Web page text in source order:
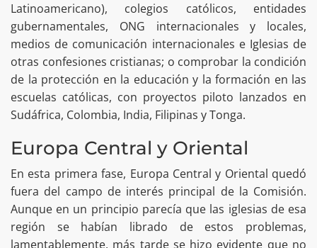
Latinoamericano), colegios católicos, entidades
gubernamentales, ONG internacionales y locales,
medios de comunicación internacionales e Iglesias de
otras confesiones cristianas; o comprobar la condición
de la protección en la educación y la formación en las
escuelas católicas, con proyectos piloto lanzados en
Sudáfrica, Colombia, India, Filipinas y Tonga.
Europa Central y Oriental
En esta primera fase, Europa Central y Oriental quedó
fuera del campo de interés principal de la Comisión.
Aunque en un principio parecía que las iglesias de esa
región se habían librado de estos problemas,
lamentablemente, más tarde se hizo evidente que no